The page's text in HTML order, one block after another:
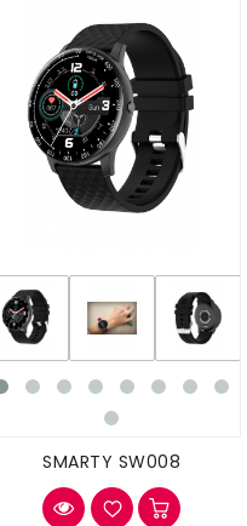
SMARTY SW008